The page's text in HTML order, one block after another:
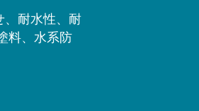
潤滑油および離型
防食および船舶塗料
、耐水性、耐
料、水系防